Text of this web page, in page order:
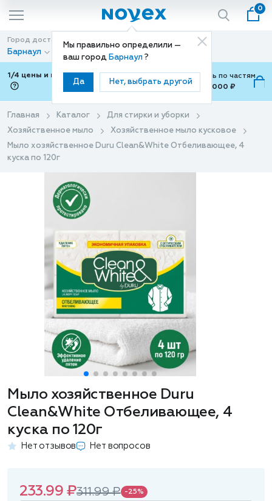
Мы правильно определили —
ваш город Барнаул ?
Да Нет, выбрать другой
0
Город доставки
Барнаул
Способ доставки
Доставка
1/4 цены и покупки ваши с Подели
Можно оплатить по частям
от 700 ₽ до 15,000 ₽
Главная Каталог
Для стирки и уборки
Хозяйственное мыло
Хозяйственное мыло кусковое
Мыло хозяйственное Duru Clean&White Отбеливающее, 4
куска по 120г
Мыло хозяйственное Duru
Clean&White Отбеливающее, 4
куска по 120г
Нет отзывов Нет вопросов
233.99 ₽311.99 ₽ -25%